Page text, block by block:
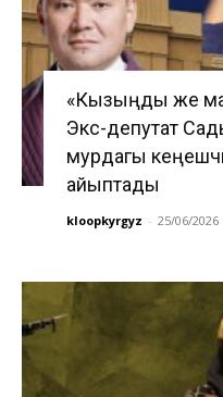
«Кызыңды же
Экс-депутат
мурдагы
айыптады
kloopkyrgyz - 25/06/2026